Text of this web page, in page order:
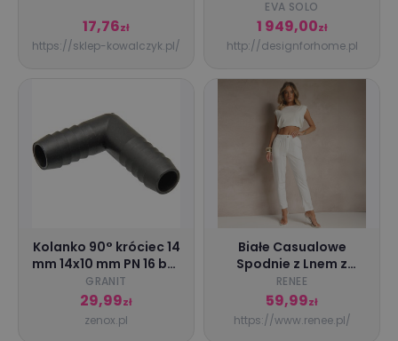
17,76zł
https://sklep-kowalczyk.pl/
73 cm / Czarna
EVA SOLO
1 949,00zł
http://designforhome.pl
Kolanko 90° króciec 14
mm 14x10 mm PN 16 bar
system do linii
kroplującej
GRANIT
29,99zł
zenox.pl
Białe Casualowe
Spodnie z Lnem z
Gumką w Pasie
Filanisse, biały,
tkanina, Renee,
damski, letni, rozmiar
RENEE
59,99zł
https://www.renee.pl/